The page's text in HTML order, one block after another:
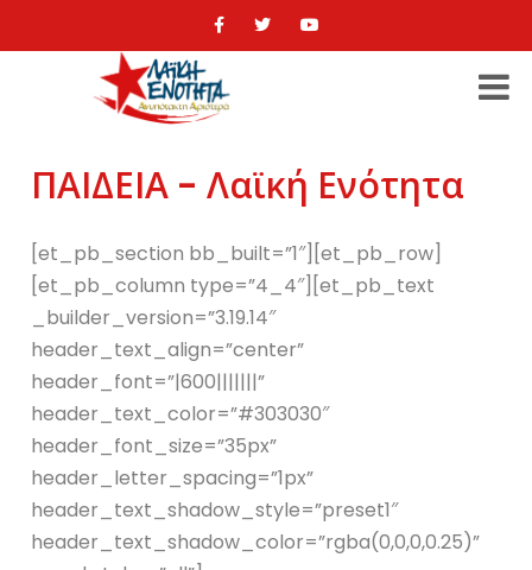
ΠΑΙΔΕΙΑ - Λαϊκή Ενότητα
[et_pb_section bb_built=”1″][et_pb_row]
[et_pb_column type=”4_4″][et_pb_text
_builder_version=”3.19.14″
header_text_align=”center”
header_font=”|600|||||||”
header_text_color=”#303030″
header_font_size=”35px”
header_letter_spacing=”1px”
header_text_shadow_style=”preset1″
header_text_shadow_color=”rgba(0,0,0,0.25)”